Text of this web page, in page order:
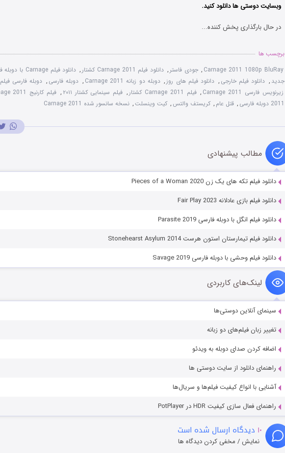
وبسایت دوستی ها دانلود کنید.
در حال بارگذاری پخش کننده...
برچسب ها
Carnage 2011 1080p BluRay
, جودی فاستر , دانلود فیلم Carnage 2011 کشتار , دانلود فیلم Carnage با دوبله فارسی
جدید , دانلود فیلم خارجی , دانلود فیلم های روز , دوبله دو زبانه Carnage 2011 , دوبله فارسی , دوبله فارسی فیلم Carnage 2011
زیرنویس فارسی Carnage 2011
, فیلم Carnage 2011 کشتار , فیلم سینمایی کشتار ۲۰۱۱ , فیلم کارنیج Carnage 2011
2011 دوبله فارسی
, قتل عام , کریستف والتس , کیت وینسلت, نسخه سانسور شده Carnage 2011
مطالب پیشنهادی
دانلود فیلم تکه های یک زن Pieces of a Woman 2020
دانلود فیلم بازی عادلانه Fair Play 2023
دانلود فیلم انگل با دوبله فارسی Parasite 2019
دانلود فیلم تیمارستان استون هرست Stonehearst Asylum 2014
دانلود فیلم وحشی با دوبله فارسی Savage 2019
لینک‌های کاربردی
سینمای آنلاین دوستی‌ها
تغییر زبان فیلم‌های دو زبانه
اضافه کردن صدای دوبله به ویدئو
راهنمای دانلود از سایت دوستی ها
آشنایی با انواع کیفیت فیلم‌ها و سریال‌ها
راهنمای فعال سازی کیفیت HDR در PotPlayer
۱۰ دیدگاه ارسال شده است
نمایش / مخفی کردن دیدگاه ها